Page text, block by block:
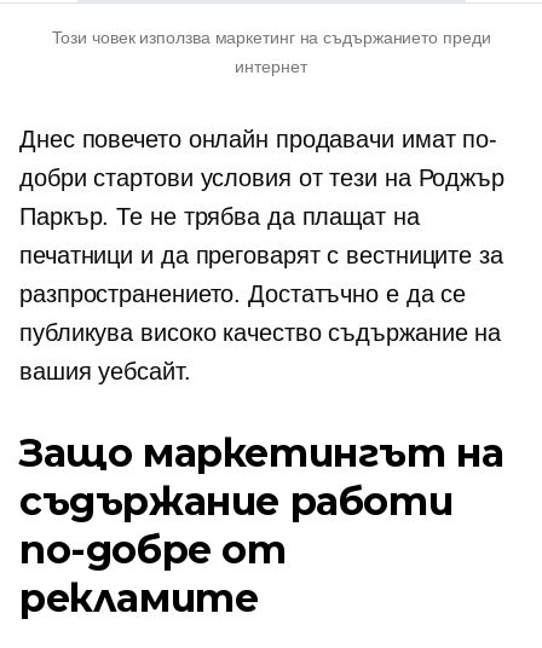
Този човек използва маркетинг на съдържанието преди
интернет
Днес повечето онлайн продавачи имат по-
добри стартови условия от тези на Роджър
Паркър. Те не трябва да плащат на
печатници и да преговарят с вестниците за
разпространението. Достатъчно е да се
публикува високо качествосъдържание на
вашия уебсайт.
Защо маркетингът на
съдържание работи
по-добре от
рекламите